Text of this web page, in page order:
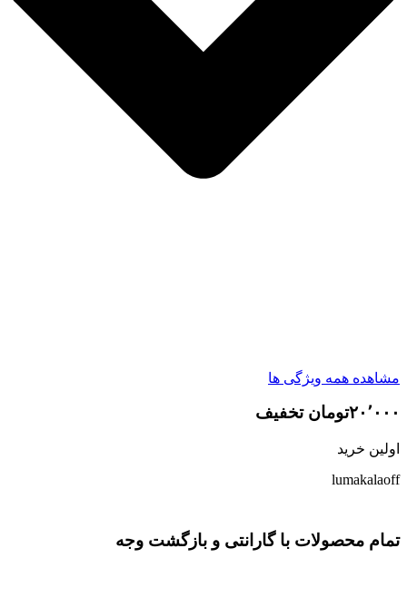
مشاهده همه ویژگی ها
۲۰٬۰۰۰تومان تخفیف
اولین خرید
lumakalaoff
تمام محصولات با گارانتی و بازگشت وجه